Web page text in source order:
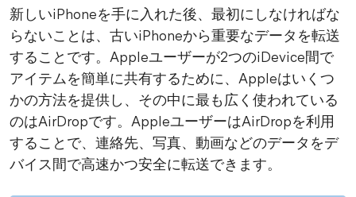
新しいiPhoneを手に入れた後、最初にしなければな
らないことは、古いiPhoneから重要なデータを転送
することです。Appleユーザーが2つのiDevice間で
アイテムを簡単に共有するために、Appleはいくつ
かの方法を提供し、その中に最も広く使われている
のはAirDropです。AppleユーザーはAirDropを利用
することで、連絡先、写真、動画などのデータをデ
バイス間で高速かつ安全に転送できます。